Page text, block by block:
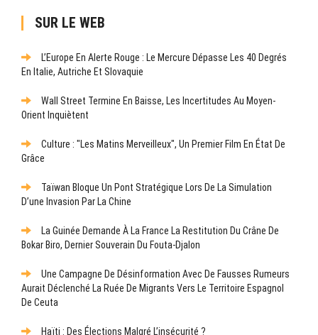
SUR LE WEB
L’Europe En Alerte Rouge : Le Mercure Dépasse Les 40 Degrés
En Italie, Autriche Et Slovaquie
Wall Street Termine En Baisse, Les Incertitudes Au Moyen-
Orient Inquiètent
Culture : "Les Matins Merveilleux", Un Premier Film En État De
Grâce
Taïwan Bloque Un Pont Stratégique Lors De La Simulation
D’une Invasion Par La Chine
La Guinée Demande À La France La Restitution Du Crâne De
Bokar Biro, Dernier Souverain Du Fouta-Djalon
Une Campagne De Désinformation Avec De Fausses Rumeurs
Aurait Déclenché La Ruée De Migrants Vers Le Territoire Espagnol
De Ceuta
Haïti : Des Élections Malgré L’insécurité ?